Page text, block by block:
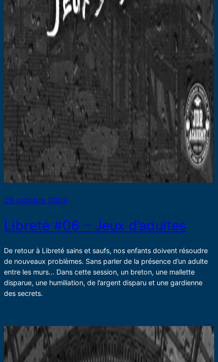
26 octobre 2023
Libreté #06 – Jeux d’adultes
De retour à Libreté sains et saufs, nos enfants doivent résoudre
de nouveaux problèmes. Sans parler de la présence d’un adulte
entre les murs… Dans cette session, un breton, une mallette
disparue, une humiliation, de l’argent disparu et une gardienne
des secrets.